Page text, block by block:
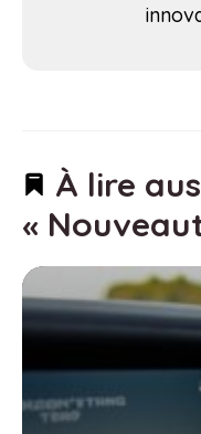
À lire
«